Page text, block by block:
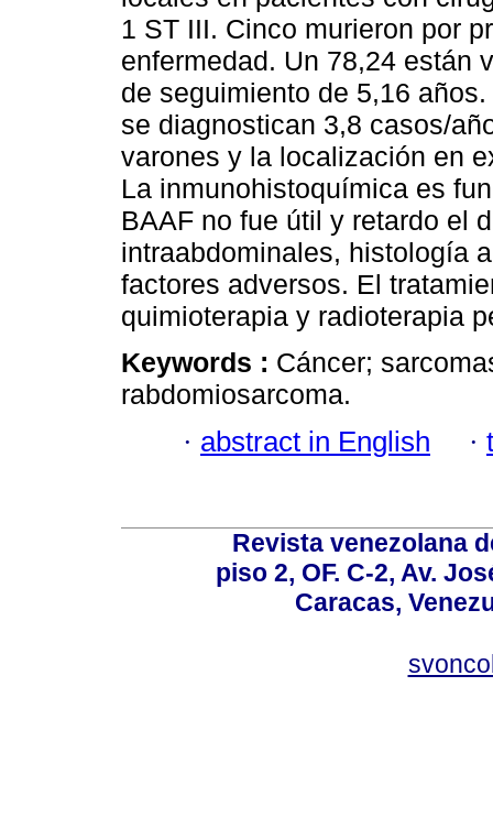
1 ST III. Cinco murieron por
enfermedad. Un 78,24 están
de seguimiento de 5,16 años.
se diagnostican 3,8 casos/
varones y la localización en
La inmunohistoquímica es
BAAF no fue útil y retardo el
intraabdominales, histología
factores adversos. El
quimioterapia y radioterapia
Keywords : Cáncer;
rabdomiosarcoma.
· abstract in English ·
Revista venezolana
piso 2, OF. C-2, Av.
Caracas,